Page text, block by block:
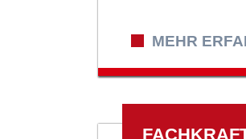
MEHR